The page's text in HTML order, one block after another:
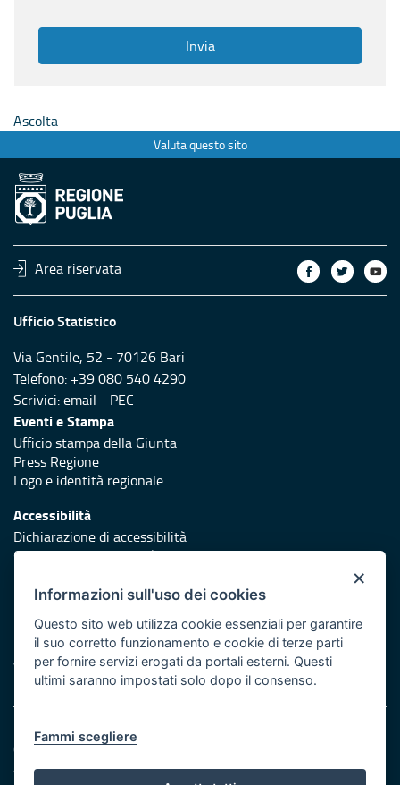
Invia
Ascolta
Valuta questo sito
Area riservata
Ufficio Statistico
Via Gentile, 52 - 70126 Bari
Telefono: +39 080 540 4290
Scrivici:email - PEC
Eventi e Stampa
Ufficio stampa della Giunta
Press Regione
Logo e identità regionale
Accessibilità
Dichiarazione di accessibilità
Obiettivi di accessibilità
Redazione
Protezione civile
Vai al sito di Protezione Civile Puglia
Note legali
Cookie e privacy
Amministrazione trasparente
×
Informazioni sull'uso dei cookies
Questo sito web utilizza cookie essenziali per garantire
il suo corretto funzionamento e cookie di terze parti
per fornire servizi erogati da portali esterni. Questi
ultimi saranno impostati solo dopo il consenso.
Fammi scegliere